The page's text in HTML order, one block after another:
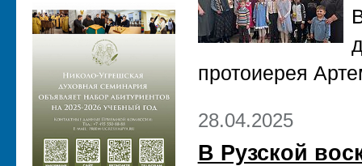
протоиерея
28.04.2025
В Рузской